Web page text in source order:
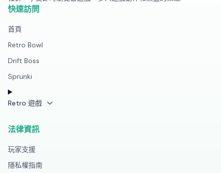
快速訪問
首頁
Retro Bowl
Drift Boss
Sprunki
Retro 遊戲
法律資訊
玩家支援
隱私權指南